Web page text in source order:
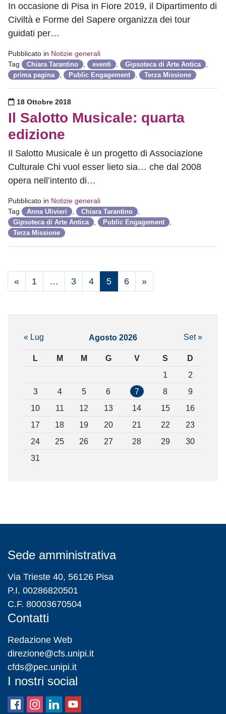
In occasione di Pisa in Fiore 2019, il Dipartimento di
Civiltà e Forme del Sapere organizza dei tour
guidati per…
Pubblicato in Notizie generali
Tag
Chiara Tarantino eventi Gipsoteca di Arte Antica
prima pagina Public Engagement Terza Missione
Pubblicato il
18 Ottobre 2018
Il Salotto Musicale: quarta
edizione
Il Salotto Musicale è un progetto di Associazione
Culturale Chi vuol esser lieto sia… che dal 2008
opera nell’intento di…
Pubblicato in Notizie generali
Tag
Anna Ulivieri Chiara Tarantino
Gipsoteca di Arte Antica Public Engagement
Terza Missione
« 1 … 3 4 5 6 »
Agosto 2026
L M M G V S D
« Lug Set »
1
2
3
4 5 6 7 8
9
10
11 12 13 14 15
16
17
18 19 20 21 22
23
24
25 26 27 28 29
30
31
Sede amministrativa
Via Trieste 40, 56126 Pisa
P.I. 00286820501
C.F. 80003670504
Contatti
Redazione Web
direzione@cfs.unipi.it
cfds@pec.unipi.it
I nostri social